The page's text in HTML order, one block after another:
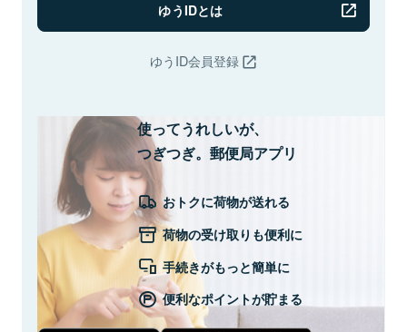
ゆうIDとは
ゆうID会員登録
使ってうれしいが、
つぎつぎ。郵便局アプリ
おトクに荷物が送れる
荷物の受け取りも便利に
手続きがもっと簡単に
便利なポイントが貯まる